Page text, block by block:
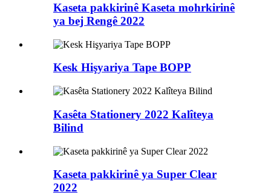
Kaseta pakkirinê Kaseta mohrkirinê
ya bej Rengê 2022
Kesk Hişyariya Tape BOPP
Kasêta Stationery 2022 Kalîteya
Bilind
Kaseta pakkirinê ya Super Clear
2022